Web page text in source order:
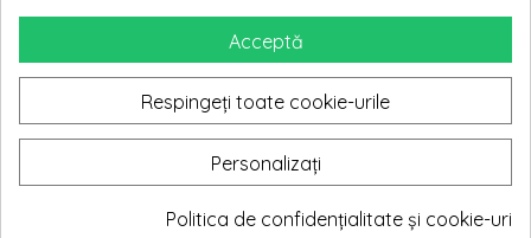
Pret
40,66 lei
- +
Pret
738,81 leiPret
baza
1.138,81 lei
- +
Acceptă
Respingeți toate cookie-urile
Personalizați
Politica de confidențialitate și cookie-uri